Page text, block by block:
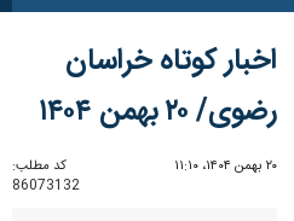
اخبار کوتاه خراسان
رضوی/ ۲۰ بهمن ۱۴۰۴
۲۰ بهمن ۱۴۰۴، ۱۱:۱۰
کد مطلب:
86073132